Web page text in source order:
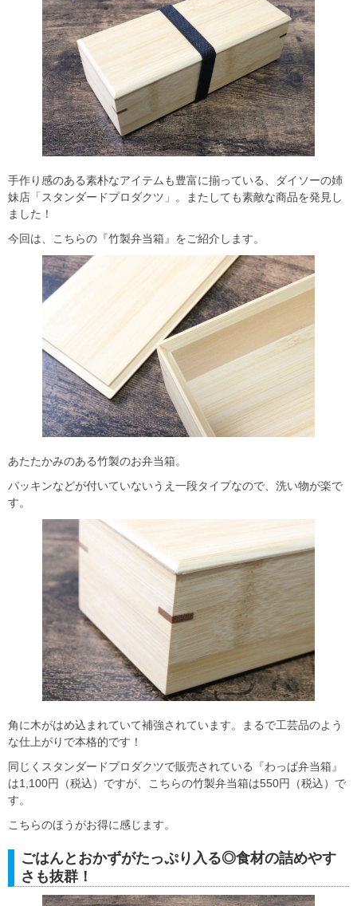
手作り感のある素朴なアイテムも豊富に揃っている、ダイソーの姉
妹店「スタンダードプロダクツ」。またしても素敵な商品を発見し
ました！
今回は、こちらの『竹製弁当箱』をご紹介します。
あたたかみのある竹製のお弁当箱。
パッキンなどが付いていないうえ一段タイプなので、洗い物が楽で
す。
角に木がはめ込まれていて補強されています。まるで工芸品のよう
な仕上がりで本格的です！
同じくスタンダードプロダクツで販売されている『わっぱ弁当箱』
は1,100円（税込）ですが、こちらの竹製弁当箱は550円（税込）で
す。
こちらのほうがお得に感じます。
ごはんとおかずがたっぷり入る◎食材の詰めやす
さも抜群！